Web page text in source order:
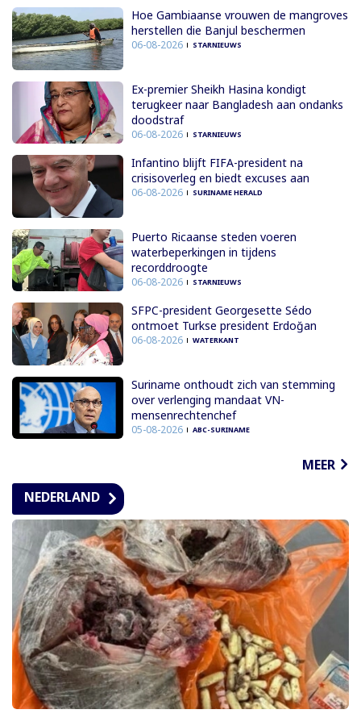
Hoe Gambiaanse vrouwen de mangroves
herstellen die Banjul beschermen
06-08-2026 STARNIEUWS
Ex-premier Sheikh Hasina kondigt
terugkeer naar Bangladesh aan ondanks
doodstraf
06-08-2026 STARNIEUWS
Infantino blijft FIFA-president na
crisisoverleg en biedt excuses aan
06-08-2026 SURINAME HERALD
Puerto Ricaanse steden voeren
waterbeperkingen in tijdens
recorddroogte
06-08-2026 STARNIEUWS
SFPC-president Georgesette Sédo
ontmoet Turkse president Erdoğan
06-08-2026 WATERKANT
Suriname onthoudt zich van stemming
over verlenging mandaat VN-
mensenrechtenchef
05-08-2026 ABC-SURINAME
MEER
NEDERLAND